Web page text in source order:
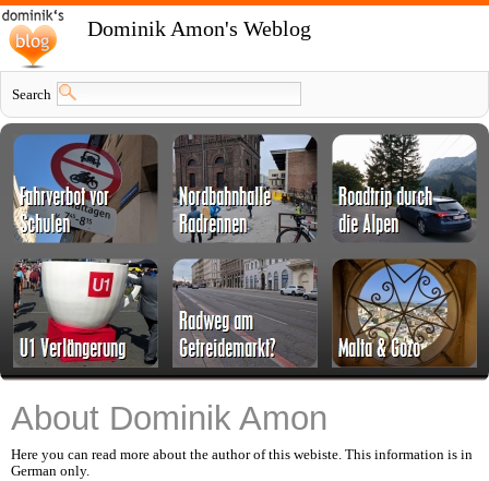
Dominik Amon's Weblog
Search
About Dominik Amon
Here you can read more about the author of this webiste. This information is in
German only.